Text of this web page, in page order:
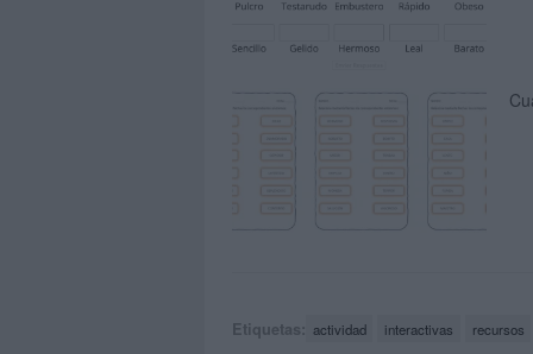
Etiquetas: actividad interactivas recursos